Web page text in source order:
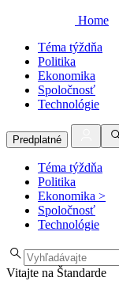
Home
Téma týždňa
Politika
Ekonomika
Spoločnosť
Technológie
Predplatné
Téma týždňa
Politika
Ekonomika >
Spoločnosť
Technológie
Vitajte na Štandarde